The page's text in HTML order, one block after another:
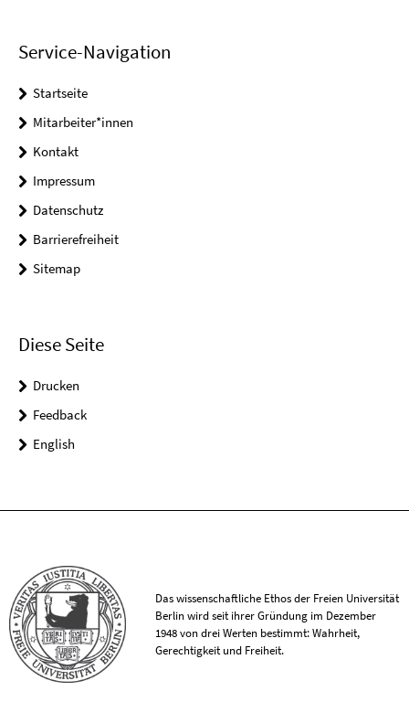
Service-Navigation
Startseite
Mitarbeiter*innen
Kontakt
Impressum
Datenschutz
Barrierefreiheit
Sitemap
Diese Seite
Drucken
Feedback
English
Das wissenschaftliche Ethos der Freien Universität
Berlin wird seit ihrer Gründung im Dezember
1948 von drei Werten bestimmt: Wahrheit,
Gerechtigkeit und Freiheit.